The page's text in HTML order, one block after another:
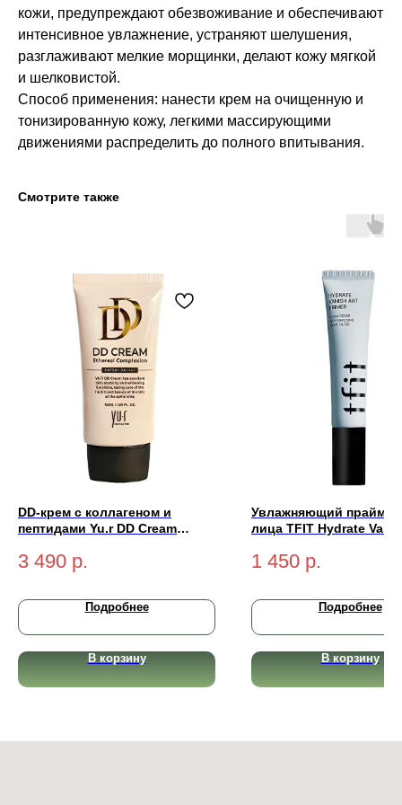
кожи, предупреждают обезвоживание и обеспечивают
интенсивное увлажнение, устраняют шелушения,
разглаживают мелкие морщинки, делают кожу мягкой
и шелковистой.
Способ применения: нанести крем на очищенную и
тонизированную кожу, легкими массирующими
движениями распределить до полного впитывания.
Смотрите также
DD-крем с коллагеном и
пептидами Yu.r DD Cream
PA++++ (light-светлый) 50 мл
3 490 р.
Подробнее
В корзину
Увлажняющий
лица TFIT Hydrate
1 450 р.
Подробнее
В корзину